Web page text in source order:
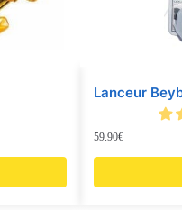
Lanceur
59.90€